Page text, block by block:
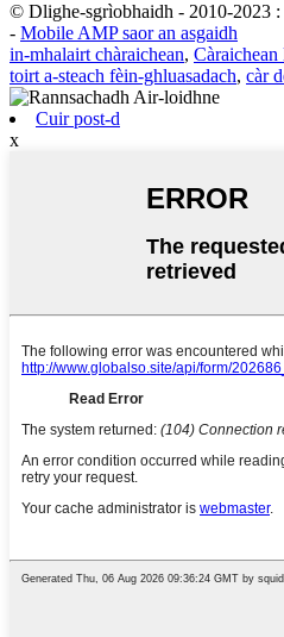
© Dlighe-sgrìobhaidh - 2010-2023 :
- Mobile AMP saor an asgaidh
in-mhalairt chàraichean, Càraichean
toirt a-steach fèin-ghluasadach, càr
Cuir post-d
x